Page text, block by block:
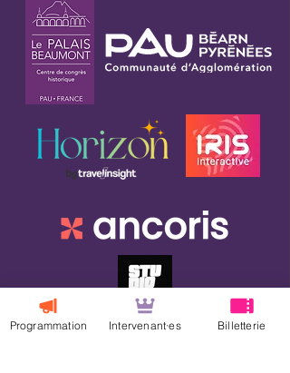
Programmation Intervenant·es Billetterie